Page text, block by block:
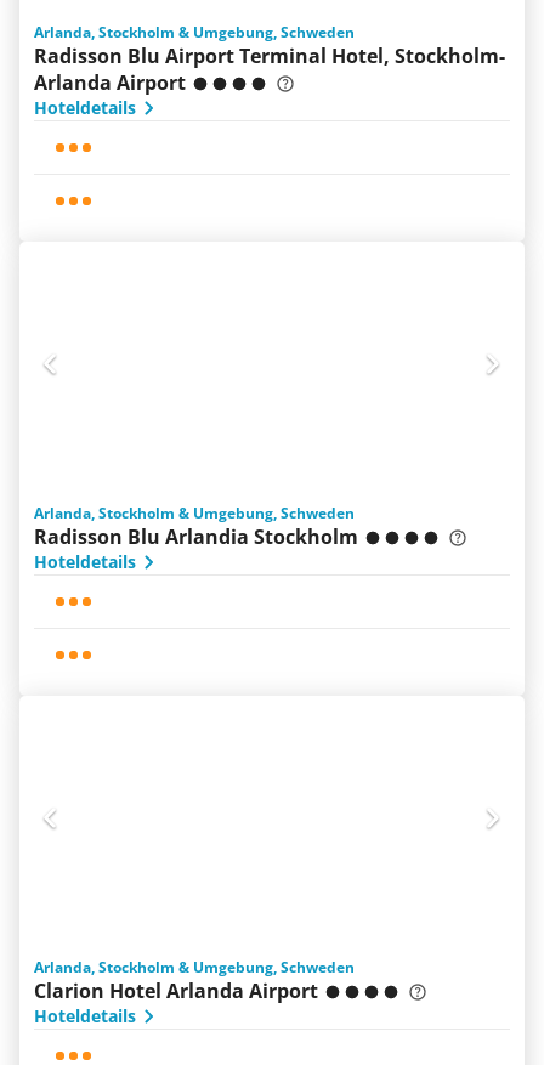
Arlanda, Stockholm & Umgebung, Schweden
Radisson Blu Airport Terminal Hotel, Stockholm-
Arlanda Airport
Hoteldetails
Arlanda, Stockholm & Umgebung, Schweden
Radisson Blu Arlandia Stockholm
Hoteldetails
Arlanda, Stockholm & Umgebung, Schweden
Clarion Hotel Arlanda Airport
Hoteldetails